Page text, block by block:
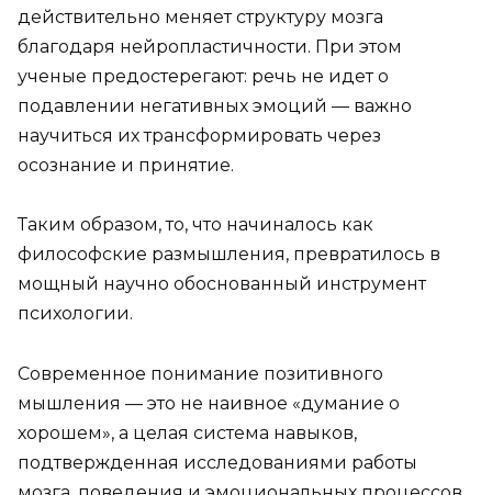
действительно меняет структуру мозга
благодаря нейропластичности. При этом
ученые предостерегают: речь не идет о
подавлении негативных эмоций — важно
научиться их трансформировать через
осознание и принятие.
Таким образом, то, что начиналось как
философские размышления, превратилось в
мощный научно обоснованный инструмент
психологии.
Современное понимание позитивного
мышления — это не наивное «думание о
хорошем», а целая система навыков,
подтвержденная исследованиями работы